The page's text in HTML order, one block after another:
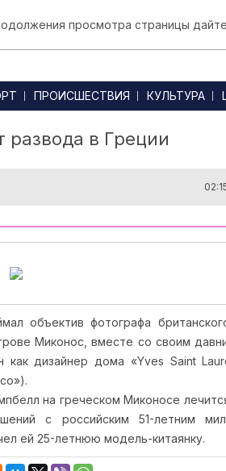
ПРОИСШЕСТВИЯ КУЛЬТУРА
развода в Греции
объектив фотографа
Миконос, вместе со своим
дизайнер дома «Yves Saint
на греческом Миконосе
с российским 51-летним
ей 25-летнюю модель-китаянку.
просмотра страницы